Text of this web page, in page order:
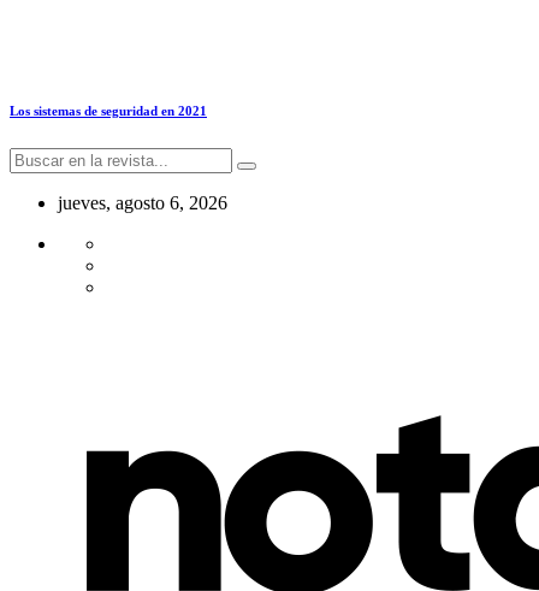
Los sistemas de seguridad en 2021
jueves, agosto 6, 2026